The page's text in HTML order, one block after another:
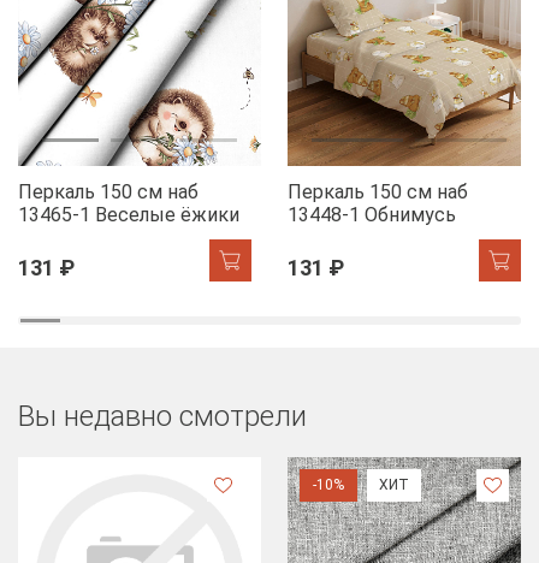
Перкаль 150 см наб
13465-1 Веселые ёжики
131 ₽
Перкаль 150 см наб
13448-1 Обнимусь
131 ₽
Вы недавно смотрели
-10% ХИТ